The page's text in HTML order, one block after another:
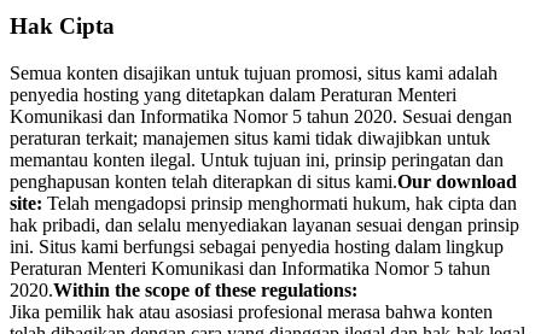
Hak Cipta
Semua konten disajikan untuk tujuan promosi, situs kami adalah
penyedia hosting yang ditetapkan dalam Peraturan Menteri
Komunikasi dan Informatika Nomor 5 tahun 2020. Sesuai dengan
peraturan terkait; manajemen situs kami tidak diwajibkan untuk
memantau konten ilegal. Untuk tujuan ini, prinsip peringatan dan
penghapusan konten telah diterapkan di situs kami.Our download
site: Telah mengadopsi prinsip menghormati hukum, hak cipta dan
hak pribadi, dan selalu menyediakan layanan sesuai dengan prinsip
ini. Situs kami berfungsi sebagai penyedia hosting dalam lingkup
Peraturan Menteri Komunikasi dan Informatika Nomor 5 tahun
2020.Within the scope of these regulations:
Jika pemilik hak atau asosiasi profesional merasa bahwa konten